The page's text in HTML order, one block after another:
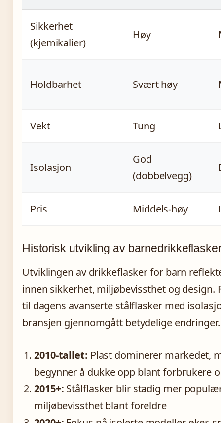
Sikkerhet
(kjemikalier)
Høy
Holdbarhet Svært høy
Vekt Tung
Isolasjon
God
(dobbelvegg)
Pris Middels-høy
Historisk utvikling av
Utviklingen av drikkeflasker for barn
innen sikkerhet, miljøbevissthet og design.
til dagens avanserte stålflasker med
bransjen gjennomgått betydelige endringer.
2010-tallet: Plast dominerer markedet,
begynner å dukke opp blant forbrukere
2015+: Stålflasker blir stadig mer
miljøbevissthet blant foreldre